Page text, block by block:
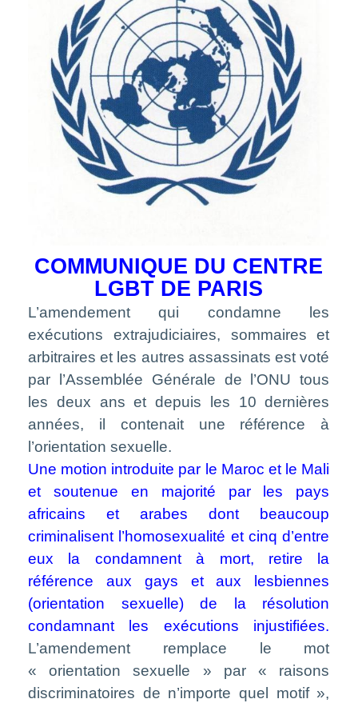
COMMUNIQUE DU CENTRE
LGBT DE PARIS
L’amendement qui condamne les
exécutions extrajudiciaires, sommaires et
arbitraires et les autres assassinats est voté
par l’Assemblée Générale de l’ONU tous
les deux ans et depuis les 10 dernières
années, il contenait une référence à
l’orientation sexuelle.
Une motion introduite par le Maroc et le Mali
et soutenue en majorité par les pays
africains et arabes dont beaucoup
criminalisent l’homosexualité et cinq d’entre
eux la condamnent à mort, retire la
référence aux gays et aux lesbiennes
(orientation sexuelle) de la résolution
condamnant les exécutions injustifiées.
L’amendement remplace le mot
« orientation sexuelle » par « raisons
discriminatoires de n’importe quel motif »,